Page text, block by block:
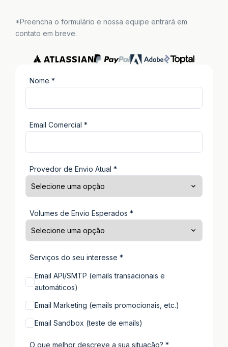
*Preencha o formulário e nossa equipe entrará em
contato em breve.
Nome *
Email Comercial *
Provedor de Envio Atual *
Volumes de Envio Esperados *
Serviços do seu interesse *
Email API/SMTP (emails transacionais e
automáticos)
Email Marketing (emails promocionais, etc.)
Email Sandbox (teste de emails)
O que melhor descreve a sua situação? *